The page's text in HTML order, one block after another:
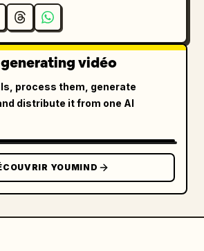
vidéo
process them, generate
distribute it from one AI
YOUMIND